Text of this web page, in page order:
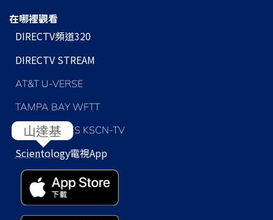
在哪裡觀看
DIRECTV頻道320
DIRECTV STREAM
AT&T U-VERSE
TAMPA BAY WFTT
LOS ANGELES KSCN-TV
Scientology電視App